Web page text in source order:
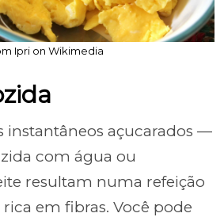
Ipri on Wikimedia
instantâneos açucarados —
com água ou
resultam numa refeição
em fibras. Você pode